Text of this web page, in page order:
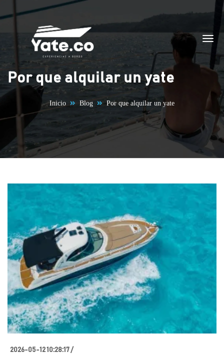
Saltar al contenido
Por que alquilar un yate
Inicio Blog Por que alquilar un yate
2026-05-12 10:28:17 /